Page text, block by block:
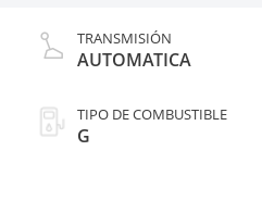
TRANSMISIÓN
AUTOMATICA
TIPO DE COMBUSTIBLE
G